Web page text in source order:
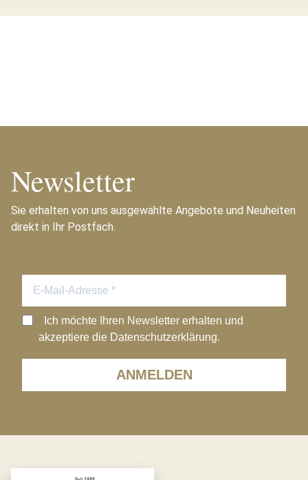
Newsletter
Sie erhalten von uns ausgewählte Angebote und Neuheiten
direkt in Ihr Postfach.
ANMELDEN
Ich möchte Ihren Newsletter erhalten und
akzeptiere die Datenschutzerklärung.